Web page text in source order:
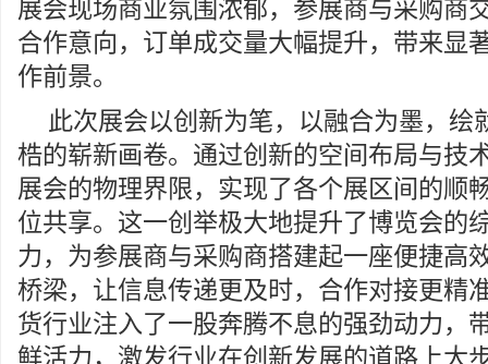
展会现场商业氛围浓郁，参展商与采购商
合作意向，订单成交量大幅提升，带来显
作前景。
此次展会以创新为笔，以融合为墨，绘
梏的崭新画卷。通过创新的空间布局与技
展会的物理界限，实现了各个展区间的顺
位共享。这一创举极大地提升了博览会的
力，为参展商与采购商搭建起一座便捷高
桥梁，让信息传递更及时，合作对接更精
货行业注入了一股奔腾不息的强劲动力，
鲜活力，激发行业在创新发展的道路上大